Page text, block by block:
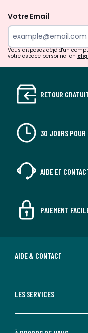
Votre Email
Vous disposez déjà d'un
votre espace personnel en
RETOUR
30 JOURS POUR
AIDE ET
PAIEMENT
AIDE & CONTACT
LES SERVICES